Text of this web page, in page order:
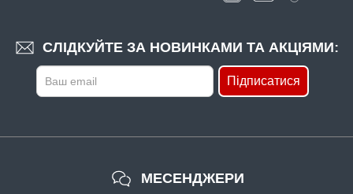
СЛІДКУЙТЕ ЗА НОВИНКАМИ ТА АКЦІЯМИ:
Підписатися
МЕСЕНДЖЕРИ